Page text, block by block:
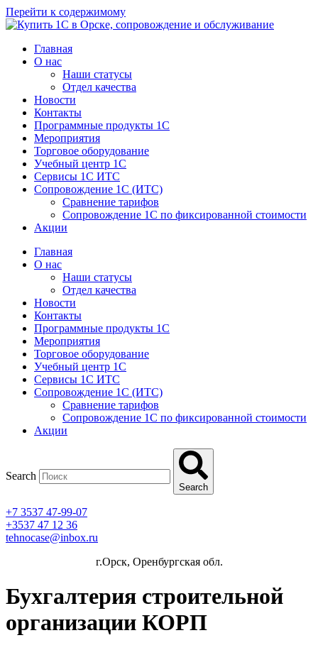
Перейти к содержимому
Главная
О нас
Наши статусы
Отдел качества
Новости
Контакты
Программные продукты 1C
Мероприятия
Торговое оборудование
Учебный центр 1C
Сервисы 1C ИТС
Сопровождение 1С (ИТС)
Сравнение тарифов
Сопровождение 1С по фиксированной стоимости
Акции
Главная
О нас
Наши статусы
Отдел качества
Новости
Контакты
Программные продукты 1C
Мероприятия
Торговое оборудование
Учебный центр 1C
Сервисы 1C ИТС
Сопровождение 1С (ИТС)
Сравнение тарифов
Сопровождение 1С по фиксированной стоимости
Акции
Search
Search
+7 3537 47-99-07
+3537 47 12 36
tehnocase@inbox.ru
г.Орск, Оренбургская обл.
Бухгалтерия строительной
организации КОРП